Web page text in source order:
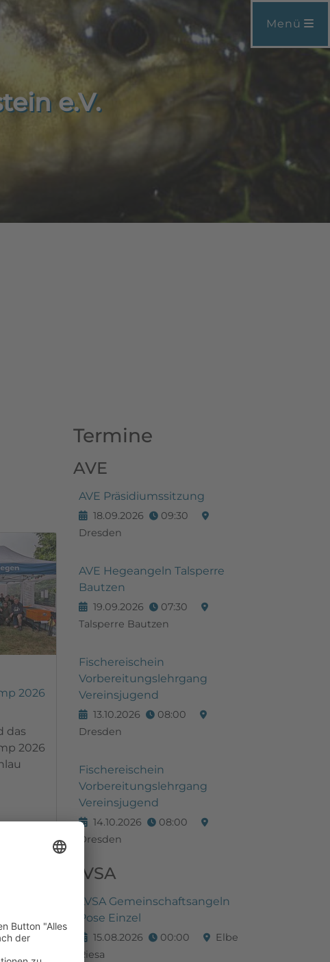
Menü
e.V.
2026
das
2026
Termine
AVE
AVE Präsidiumssitzung
18.09.2026
09:30
Dresden
AVE Hegeangeln Talsperre
Bautzen
19.09.2026
07:30
Talsperre Bautzen
Fischereischein
Vorbereitungslehrgang
Vereinsjugend
13.10.2026
08:00
Dresden
Fischereischein
Vorbereitungslehrgang
Vereinsjugend
14.10.2026
08:00
Dresden
LVSA
LVSA Gemeinschaftsangeln
Pose Einzel
15.08.2026 00:00
Elbe
Riesa